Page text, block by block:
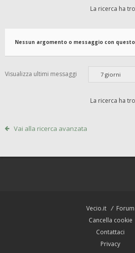
La ricerca ha
Nessun argomento o messaggio con
Visualizza ultimi messaggi
La ricerca ha
Vai alla ricerca avanzata
Vecio.it
Forum
Cancella cookie
Contattaci
Privacy